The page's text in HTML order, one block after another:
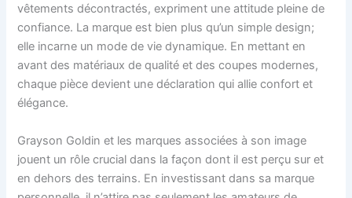
vêtements décontractés, expriment une attitude pleine de
confiance. La marque est bien plus qu’un simple design;
elle incarne un mode de vie dynamique. En mettant en
avant des matériaux de qualité et des coupes modernes,
chaque pièce devient une déclaration qui allie confort et
élégance.
Grayson Goldin et les marques associées à son image
jouent un rôle crucial dans la façon dont il est perçu sur et
en dehors des terrains. En investissant dans sa marque